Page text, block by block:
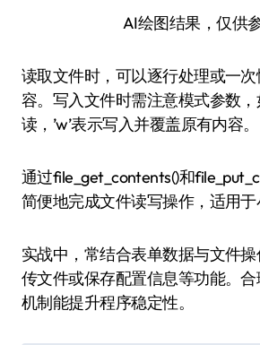
AI绘图结果，仅供
读取文件时，可以逐行处理或一
容。写入文件时需注意模式参数，
读，’w’表示写入并覆盖原有内容。
通过file_get_contents()和
简便地完成文件读写操作，适用于
实战中，常结合表单数据与文件
传文件或保存配置信息等功能。
机制能提升程序稳定性。